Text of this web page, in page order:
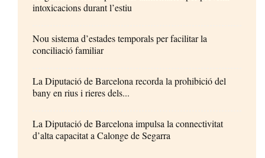
intoxicacions durant l’estiu
Nou sistema d’estades temporals per facilitar la
conciliació familiar
La Diputació de Barcelona recorda la prohibició del
bany en rius i rieres dels...
La Diputació de Barcelona impulsa la connectivitat
d’alta capacitat a Calonge de Segarra